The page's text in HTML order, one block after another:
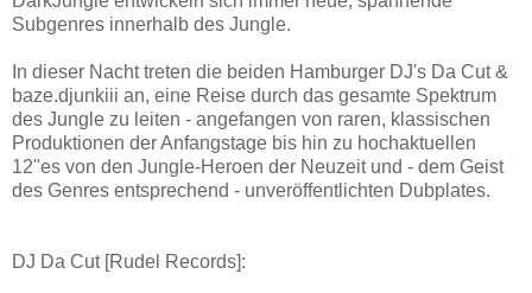
Subgenres innerhalb des Jungle.
In dieser Nacht treten die beiden Hamburger DJ's Da Cut &
baze.djunkiii an, eine Reise durch das gesamte Spektrum
des Jungle zu leiten - angefangen von raren, klassischen
Produktionen der Anfangstage bis hin zu hochaktuellen
12"es von den Jungle-Heroen der Neuzeit und - dem Geist
des Genres entsprechend - unveröffentlichten Dubplates.
DJ Da Cut [Rudel Records]: